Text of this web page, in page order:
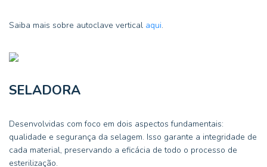
Saiba mais sobre autoclave vertical aqui.
SELADORA
Desenvolvidas com foco em dois aspectos fundamentais:
qualidade e segurança da selagem. Isso garante a integridade de
cada material, preservando a eficácia de todo o processo de
esterilização.